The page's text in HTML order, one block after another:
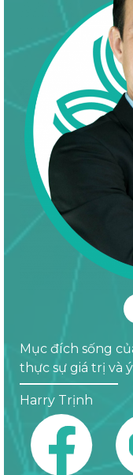
Mục đích sống
thực sự giá trị và
Harry Trịnh